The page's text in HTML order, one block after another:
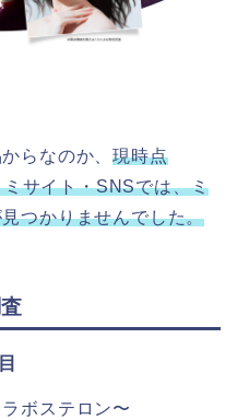
らなのか、現時点
サイト・SNSでは、ミ
つかりませんでした。
ボステロン〜